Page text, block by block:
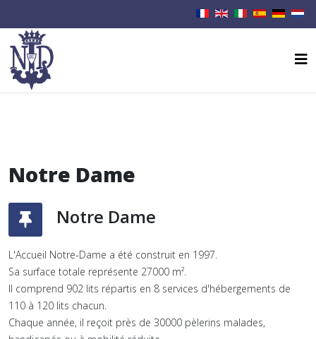
Notre Dame
Notre Dame
L'Accueil Notre-Dame a été construit en 1997.
Sa surface totale représente 27000 m².
Il comprend 902 lits répartis en 8 services d'hébergements de
110 à 120 lits chacun.
Chaque année, il reçoit près de 30000 pèlerins malades,